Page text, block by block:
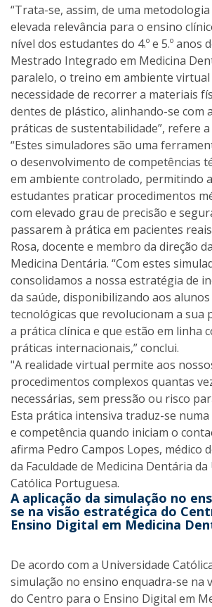
“Trata-se, assim, de uma
elevada relevância para o ensino
nível dos estudantes do 4.º e 5.º anos
Mestrado Integrado em Medicina
paralelo, o treino em ambiente virtual
necessidade de recorrer a materiais
dentes de plástico, alinhando-se com
práticas de sustentabilidade”, refere
“Estes simuladores são uma
o desenvolvimento de competências
em ambiente controlado, permitindo
estudantes praticar procedimentos
com elevado grau de precisão e
passarem à prática em pacientes
Rosa, docente e membro da direção
Medicina Dentária. “Com estes
consolidamos a nossa estratégia de
da saúde, disponibilizando aos
tecnológicas que revolucionam a sua
a prática clínica e que estão em linha
práticas internacionais,” conclui.
"A realidade virtual permite aos
procedimentos complexos quantas
necessárias, sem pressão ou risco
Esta prática intensiva traduz-se
e competência quando iniciam o
afirma Pedro Campos Lopes, médico
da Faculdade de Medicina Dentária
Católica Portuguesa.
A aplicação da simulação no
se na visão estratégica do
Ensino Digital em Medicina
De acordo com a Universidade
simulação no ensino enquadra-se na
do Centro para o Ensino Digital em